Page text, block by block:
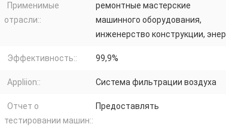
Применимые
отрасли::
ремонтные мастерские
машинного оборудования,
инженерство конструкции, энер
Эффективность:: 99,9%
Appliion:: Система фильтрации воздуха
Отчет о
тестировании машин::
Предоставлять